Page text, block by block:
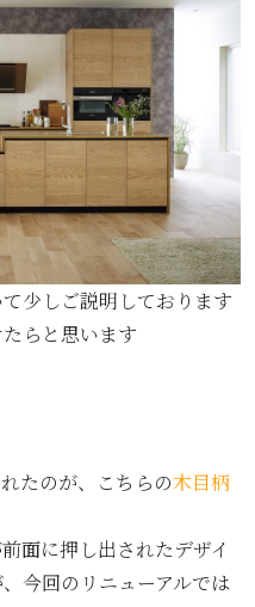
少しご説明しております
らと思います
たのが、こちらの木目柄
面に押し出されたデザイ
今回のリニューアルでは